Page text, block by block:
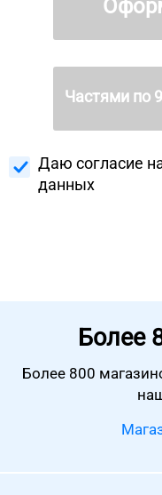
Частями по
Даю согласие
данных
Более
Более 800